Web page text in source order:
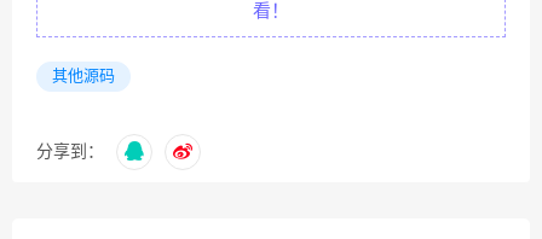
看！
其他源码
分享到：